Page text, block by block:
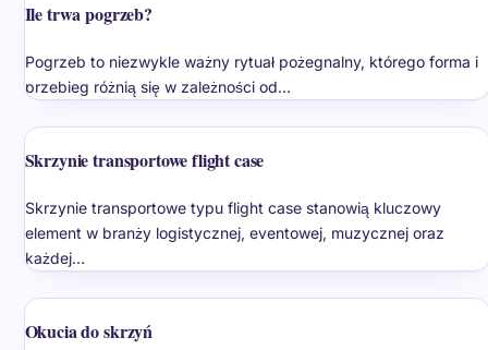
Ile trwa pogrzeb?
Pogrzeb to niezwykle ważny rytuał pożegnalny, którego forma i
przebieg różnią się w zależności od…
Skrzynie transportowe flight case
Skrzynie transportowe typu flight case stanowią kluczowy
element w branży logistycznej, eventowej, muzycznej oraz
każdej…
Okucia do skrzyń